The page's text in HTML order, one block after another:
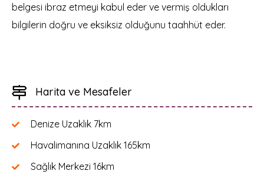
belgesi ibraz etmeyi kabul eder ve vermiş oldukları
bilgilerin doğru ve eksiksiz olduğunu taahhüt eder.
Harita ve Mesafeler
Denize Uzaklık 7km
Havalimanına Uzaklık 165km
Sağlık Merkezi 16km